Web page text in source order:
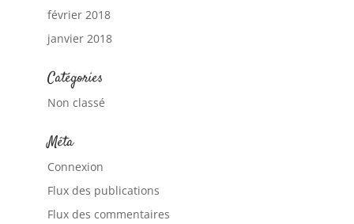
février 2018
janvier 2018
Catégories
Non classé
Méta
Connexion
Flux des publications
Flux des commentaires